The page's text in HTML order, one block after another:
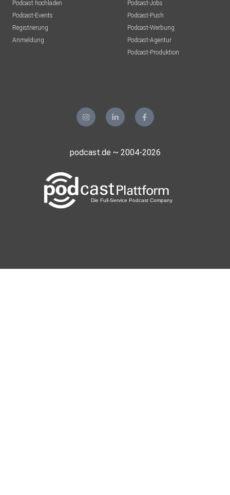
Podcast hochladen
Podcast-Events
Registrierung
Anmeldung
Podcast-Jobs
Podcast-Push
Podcast-Werbung
Podcast-Agentur
Podcast-Produktion
podcast.de ~ 2004-2026